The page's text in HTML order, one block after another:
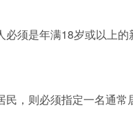
必须是年满18岁或以上
民，则必须指定一名通常